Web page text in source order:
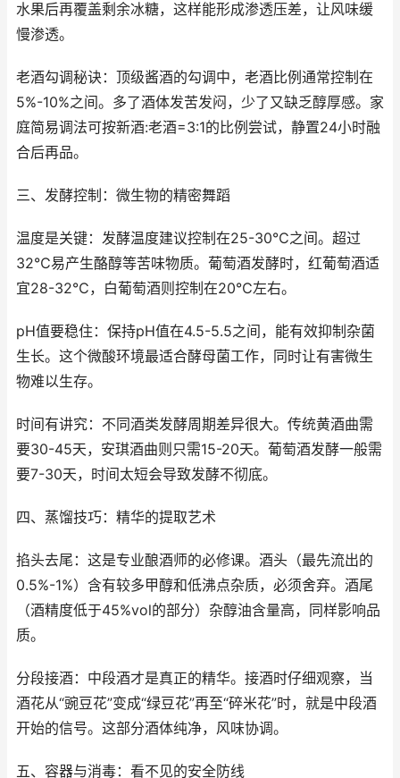
水果后再覆盖剩余冰糖，这样能形成渗透压差，让风味缓
慢渗透。
老酒勾调秘诀：顶级酱酒的勾调中，老酒比例通常控制在
5%-10%之间。多了酒体发苦发闷，少了又缺乏醇厚感。家
庭简易调法可按新酒:老酒=3:1的比例尝试，静置24小时融
合后再品。
三、发酵控制：微生物的精密舞蹈
温度是关键：发酵温度建议控制在25-30℃之间。超过
32℃易产生酪醇等苦味物质。葡萄酒发酵时，红葡萄酒适
宜28-32℃，白葡萄酒则控制在20℃左右。
pH值要稳住：保持pH值在4.5-5.5之间，能有效抑制杂菌
生长。这个微酸环境最适合酵母菌工作，同时让有害微生
物难以生存。
时间有讲究：不同酒类发酵周期差异很大。传统黄酒曲需
要30-45天，安琪酒曲则只需15-20天。葡萄酒发酵一般需
要7-30天，时间太短会导致发酵不彻底。
四、蒸馏技巧：精华的提取艺术
掐头去尾：这是专业酿酒师的必修课。酒头（最先流出的
0.5%-1%）含有较多甲醇和低沸点杂质，必须舍弃。酒尾
（酒精度低于45%vol的部分）杂醇油含量高，同样影响品
质。
分段接酒：中段酒才是真正的精华。接酒时仔细观察，当
酒花从“豌豆花”变成“绿豆花”再至“碎米花”时，就是中段酒
开始的信号。这部分酒体纯净，风味协调。
五、容器与消毒：看不见的安全防线